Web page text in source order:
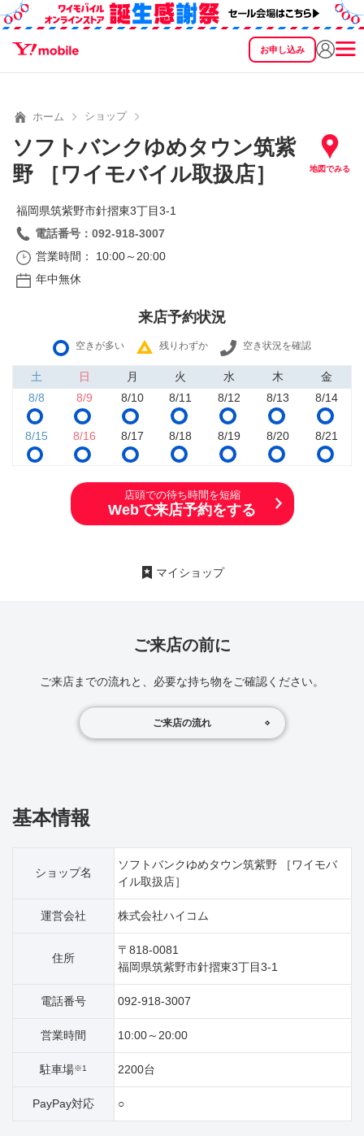
お申し込み
SEARCH
ホーム ショップ
ソフトバンクゆめタウン筑紫
野 ［ワイモバイル取扱店］
地図でみる
福岡県筑紫野市針摺東3丁目3‐1
電話番号：092-918-3007
営業時間： 10:00～20:00
年中無休
来店予約状況
空きが多い 残りわずか 空き状況を確認
土 日 月 火 水 木
金
8/8
8/9 8/10 8/11 8/12 8/13 8/14
8/15 8/16 8/17 8/18 8/19 8/20 8/21
店頭での待ち時間を短縮
Webで来店予約をする
マイショップ
ご来店の前に
ご来店までの流れと、必要な持ち物をご確認ください。
ご来店の流れ
基本情報
ショップ名
ソフトバンクゆめタウン筑紫野 ［ワイモバ
イル取扱店］
運営会社 株式会社ハイコム
住所
〒818-0081
福岡県筑紫野市針摺東3丁目3‐1
電話番号 092-918-3007
営業時間 10:00～20:00
駐車場※1 2200台
PayPay対応 ○